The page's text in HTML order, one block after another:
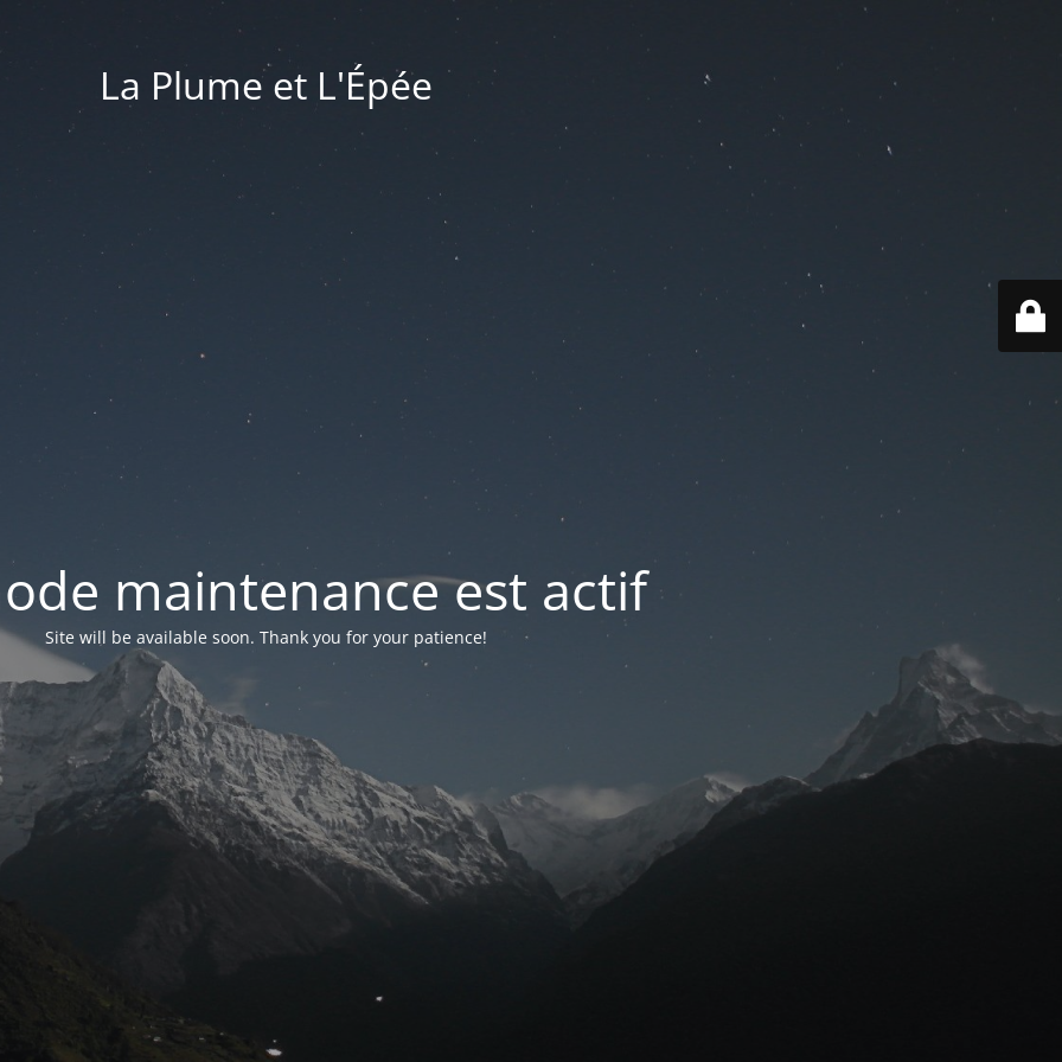
La Plume et L'Épée
maintenance est actif
Site will be available soon. Thank you for your patience!